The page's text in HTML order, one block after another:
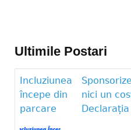
Ultimile Postari
Incluziunea
începe din
parcare
nici un